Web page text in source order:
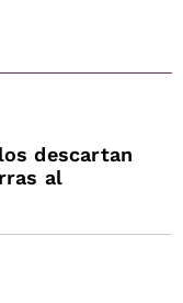
descartan
al